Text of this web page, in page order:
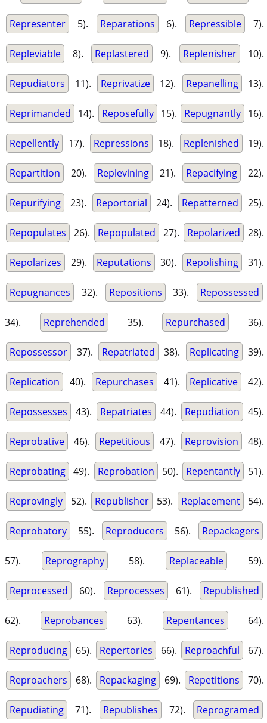
Representer 5). Reparations 6). Repressible 7).
Repleviable 8). Replastered 9). Replenisher 10).
Repudiators 11). Reprivatize 12). Repanelling 13).
Reprimanded 14). Reposefully 15). Repugnantly 16).
Repellently 17). Repressions 18). Replenished 19).
Repartition 20). Replevining 21). Repacifying 22).
Repurifying 23). Reportorial 24). Repatterned 25).
Repopulates 26). Repopulated 27). Repolarized 28).
Repolarizes 29). Reputations 30). Repolishing 31).
Repugnances 32). Repositions 33). Repossessed
34). Reprehended 35). Repurchased 36).
Repossessor 37). Repatriated 38). Replicating 39).
Replication 40). Repurchases 41). Replicative 42).
Repossesses 43). Repatriates 44). Repudiation 45).
Reprobative 46). Repetitious 47). Reprovision 48).
Reprobating 49). Reprobation 50). Repentantly 51).
Reprovingly 52). Republisher 53). Replacement 54).
Reprobatory 55). Reproducers 56). Repackagers
57). Reprography 58). Replaceable 59).
Reprocessed 60). Reprocesses 61). Republished
62). Reprobances 63). Repentances 64).
Reproducing 65). Repertories 66). Reproachful 67).
Reproachers 68). Repackaging 69). Repetitions 70).
Repudiating 71). Republishes 72). Reprogramed